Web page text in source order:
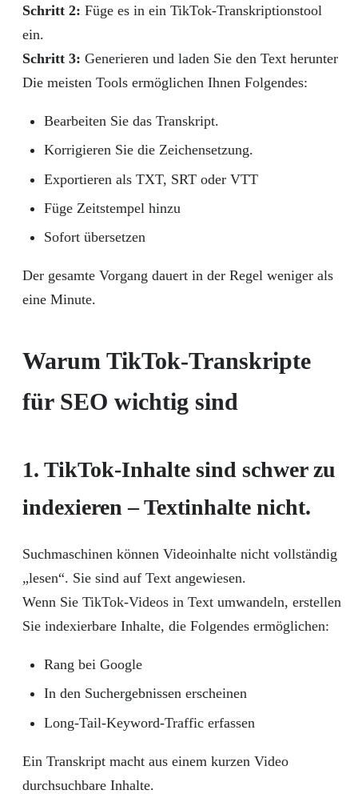
Schritt 2: Füge es in ein TikTok-Transkriptionstool
ein.
Schritt 3: Generieren und laden Sie den Text herunter
Die meisten Tools ermöglichen Ihnen Folgendes:
Bearbeiten Sie das Transkript.
Korrigieren Sie die Zeichensetzung.
Exportieren als TXT, SRT oder VTT
Füge Zeitstempel hinzu
Sofort übersetzen
Der gesamte Vorgang dauert in der Regel weniger als
eine Minute.
Warum TikTok-Transkripte
für SEO wichtig sind
1. TikTok-Inhalte sind schwer zu
indexieren – Textinhalte nicht.
Suchmaschinen können Videoinhalte nicht vollständig
„lesen“. Sie sind auf Text angewiesen.
Wenn Sie TikTok-Videos in Text umwandeln, erstellen
Sie indexierbare Inhalte, die Folgendes ermöglichen:
Rang bei Google
In den Suchergebnissen erscheinen
Long-Tail-Keyword-Traffic erfassen
Ein Transkript macht aus einem kurzen Video
durchsuchbare Inhalte.